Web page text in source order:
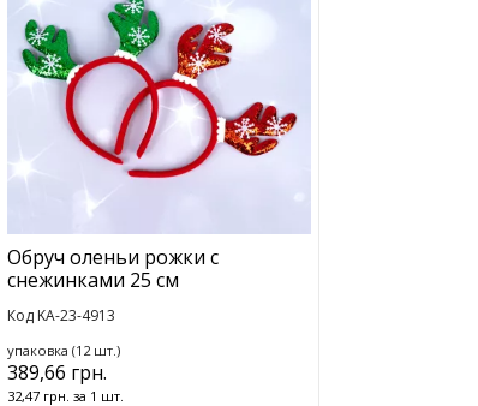
Обруч оленьи рожки с
снежинками 25 см
Код KA-23-4913
упаковка (12 шт.)
389,66 грн.
32,47 грн. за 1 шт.